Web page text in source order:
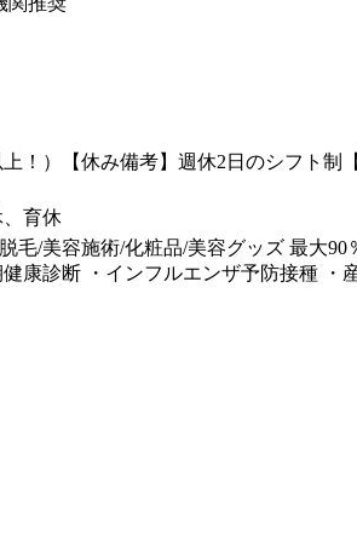
上！）【休み備考】週休2日のシフト
育休
/美容施術/化粧品/美容グッズ 最大
康診断 ・インフルエンザ予防接種 ・